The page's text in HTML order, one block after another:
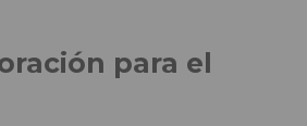
para el